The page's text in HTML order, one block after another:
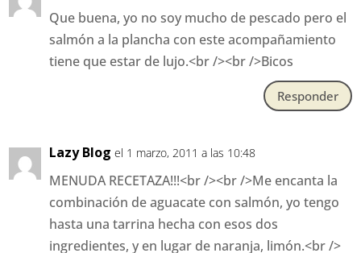
Que buena, yo no soy mucho de pescado pero el
salmón a la plancha con este acompañamiento
tiene que estar de lujo.<br /><br />Bicos
Responder
Lazy Blog el 1 marzo, 2011 a las 10:48
MENUDA RECETAZA!!!<br /><br />Me encanta la
combinación de aguacate con salmón, yo tengo
hasta una tarrina hecha con esos dos
ingredientes, y en lugar de naranja, limón.<br />